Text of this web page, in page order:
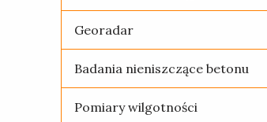
Georadar
Badania nieniszczące betonu
Pomiary wilgotności